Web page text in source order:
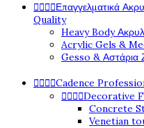
Επαγγελματικά
Quality
Heavy Body
Acrylic Gels &
Gesso & Αστάρια
Cadence
Decorative
Concrete
Venetian